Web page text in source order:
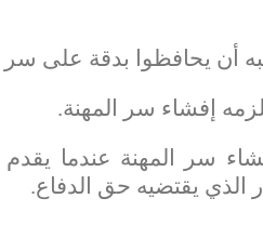
أن يحافظوا بدقة على سر
إفشاء سر المهنة.
سر المهنة عندما
الذي يقتضيه حق الدفاع.